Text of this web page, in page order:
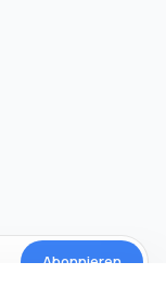
Abonnieren